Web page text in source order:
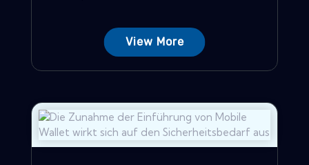
View More